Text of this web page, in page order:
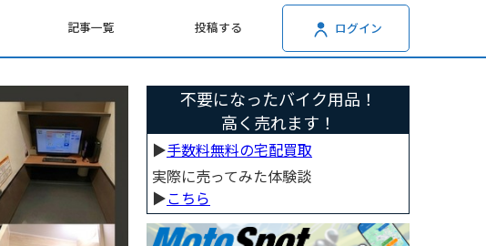
記事一覧 投稿する ログイン
不要になったバイク用品！
高く売れます！
▶︎手数料無料の宅配買取
実際に売ってみた体験談
▶︎こちら